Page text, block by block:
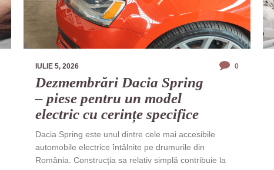
IULIE 5, 2026 0
Dezmembrări Dacia Spring
– piese pentru un model
electric cu cerințe specifice
Dacia Spring este unul dintre cele mai accesibile
automobile electrice întâlnite pe drumurile din
România. Construcția sa relativ simplă contribuie la